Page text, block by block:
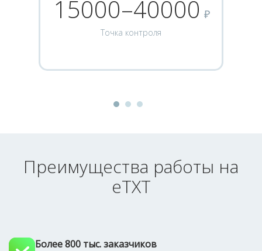
15000–40000 ₽
Точка контроля
Преимущества работы на
eTXT
Более 800 тыс. заказчиков